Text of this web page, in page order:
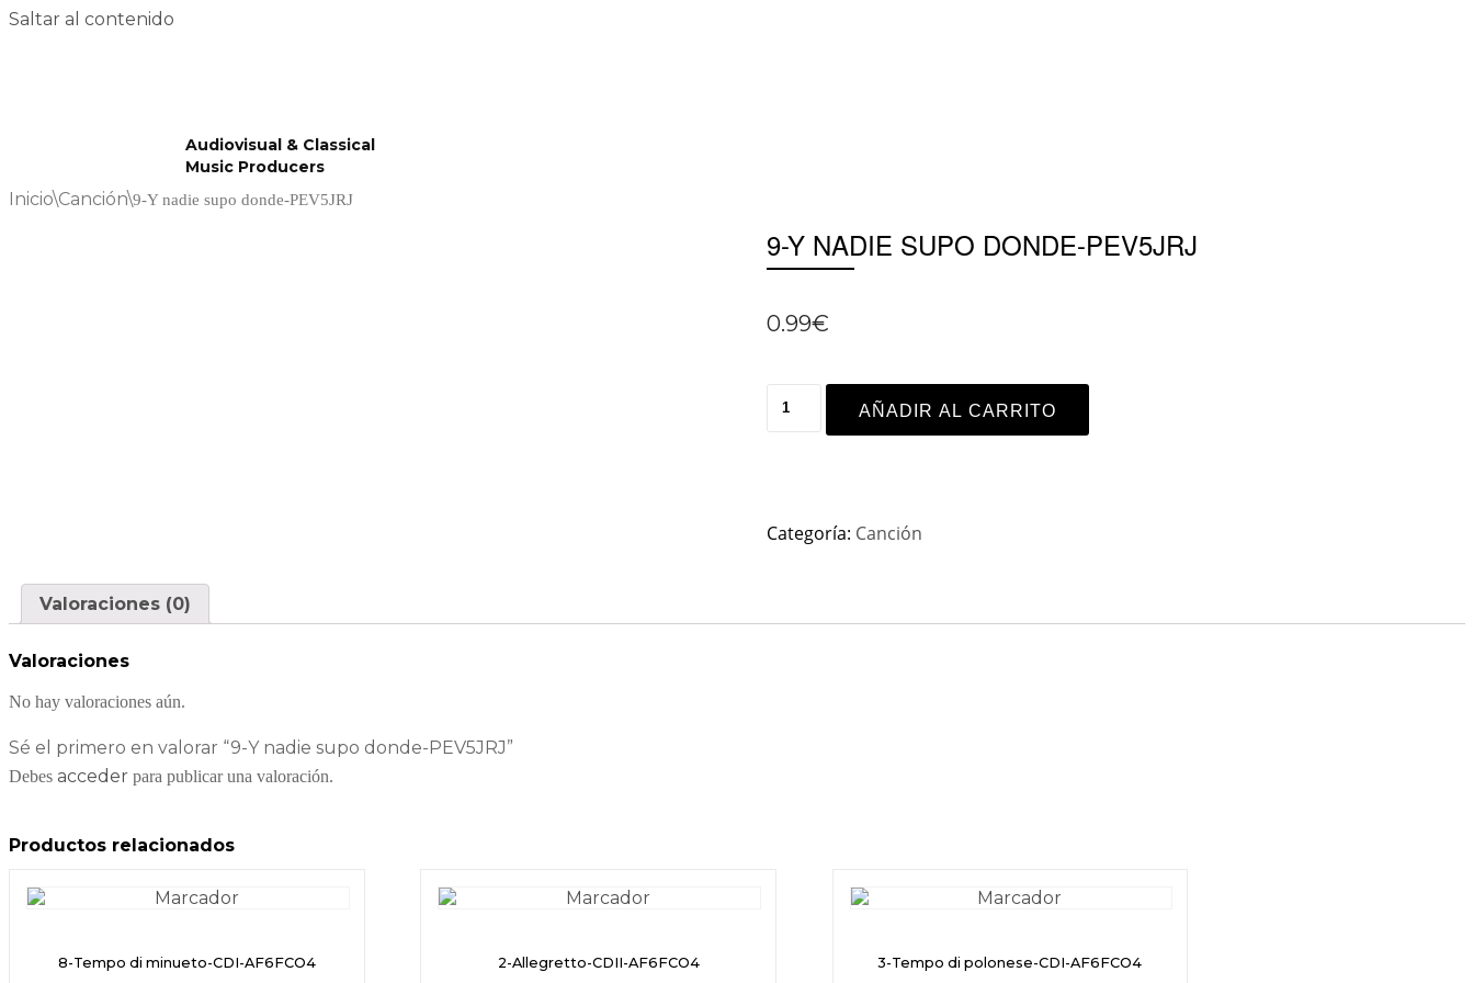
Saltar al contenido
Audiovisual & Classical
Music Producers
Inicio\Canción\9-Y nadie supo donde-PEV5JRJ
9-Y NADIE SUPO DONDE-PEV5JRJ
0.99€
AÑADIR AL CARRITO
Categoría: Canción
Valoraciones (0)
Valoraciones
No hay valoraciones aún.
Sé el primero en valorar “9-Y nadie supo donde-PEV5JRJ”
Debes acceder para publicar una valoración.
Productos relacionados
8-Tempo di minueto-CDI-AF6FCO4 2-Allegretto-CDII-AF6FCO4 3-Tempo di polonese-CDI-AF6FCO4